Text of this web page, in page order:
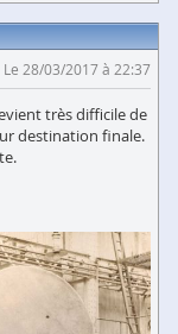
Le 28/03/2017 à 22:37
très difficile de
destination finale.